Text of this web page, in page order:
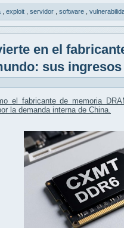
exploit servidor software
en el
sus
el fabricante de memoria
la demanda interna de China.